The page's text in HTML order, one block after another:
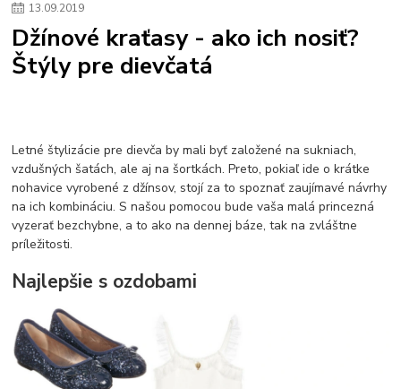
Plyšový macovia
Lego Star Wars
Darčeky na Vianoce 2019
Vianočný darček pre dievča do 20€
Darčeky pre dievčatá
Hry pre deti
L.O.L. Surprise zvieratká
L.O.L. Surprise hračky
L.O.L. Surprise domčeky
L.O.L. Surprise postavičky
L.O.L. Surprise zberateľské figúrky
L.O.L. OMG L.O.L. OMG Bábiky
13.09.2019
Džínové kraťasy - ako ich nosiť?
Štýly pre dievčatá
Letné štylizácie pre dievča by mali byť založené na sukniach,
vzdušných šatách, ale aj na šortkách. Preto, pokiaľ ide o krátke
nohavice vyrobené z džínsov, stojí za to spoznať zaujímavé návrhy
na ich kombináciu. S našou pomocou bude vaša malá princezná
vyzerať bezchybne, a to ako na dennej báze, tak na zvláštne
príležitosti.
Najlepšie s ozdobami